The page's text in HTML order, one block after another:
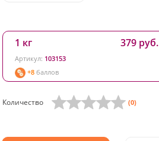
1 кг
Артикул: 103153
+8 баллов
379 руб.
Количество (0)